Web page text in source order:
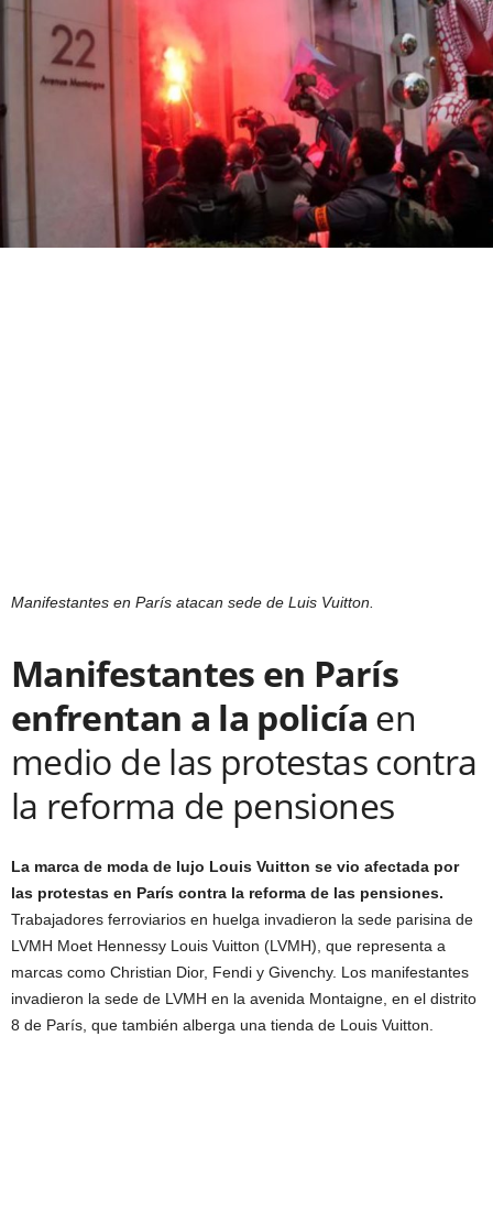
Manifestantes en París atacan sede de Luis Vuitton.
Manifestantes en París
enfrentan a la policía en
medio de las protestas contra
la reforma de pensiones
La marca de moda de lujo Louis Vuitton se vio afectada por
las protestas en París contra la reforma de las pensiones.
Trabajadores ferroviarios en huelga invadieron la sede parisina de
LVMH Moet Hennessy Louis Vuitton (LVMH), que representa a
marcas como Christian Dior, Fendi y Givenchy. Los manifestantes
invadieron la sede de LVMH en la avenida Montaigne, en el distrito
8 de París, que también alberga una tienda de Louis Vuitton.